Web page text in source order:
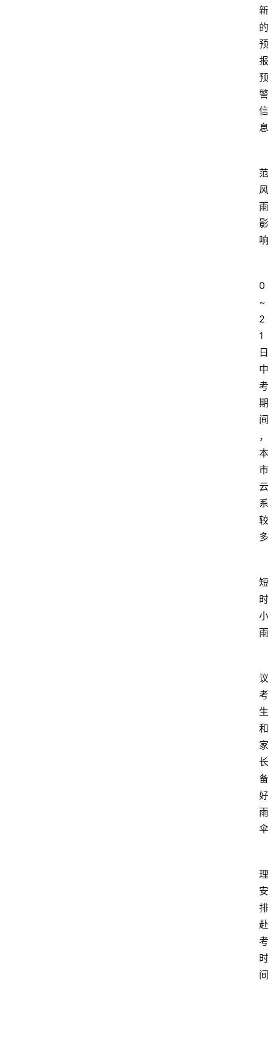
新
的
预
报
预
警
信
息
范
风
雨
影
响
0
~
2
1
日
中
考
期
间
，
本
市
云
系
较
多
短
时
小
雨
议
考
生
和
家
长
备
好
雨
伞
理
安
排
赴
考
时
间